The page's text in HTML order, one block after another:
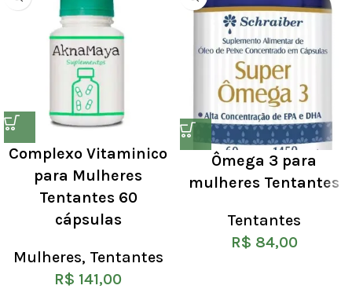
Complexo Vitaminico
para Mulheres
Tentantes 60
cápsulas
Mulheres, Tentantes
R$ 141,00
Ômega 3 para
mulheres Tentantes
Tentantes
R$ 84,00